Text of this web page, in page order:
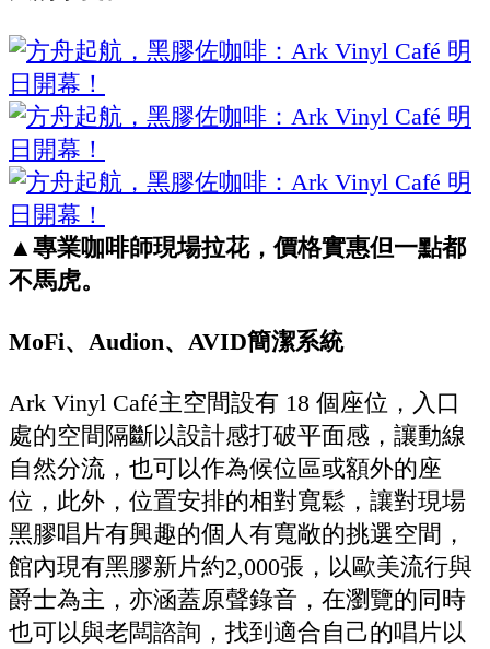
▲專業咖啡師現場拉花，價格實惠但一點都
不馬虎。
MoFi、Audion、AVID簡潔系統
Ark Vinyl Café主空間設有 18 個座位，入口
處的空間隔斷以設計感打破平面感，讓動線
自然分流，也可以作為候位區或額外的座
位，此外，位置安排的相對寬鬆，讓對現場
黑膠唱片有興趣的個人有寬敞的挑選空間，
館內現有黑膠新片約2,000張，以歐美流行與
爵士為主，亦涵蓋原聲錄音，在瀏覽的同時
也可以與老闆諮詢，找到適合自己的唱片以